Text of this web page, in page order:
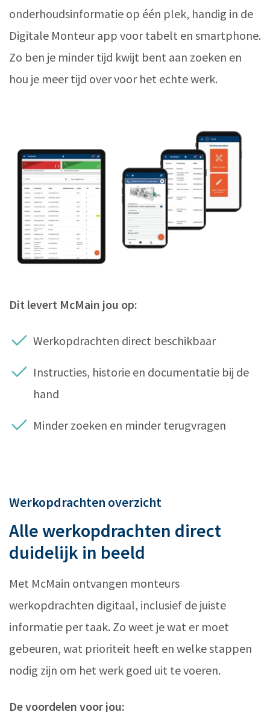
onderhoudsinformatie op één plek, handig in de
Digitale Monteur app voor tabelt en smartphone.
Zo ben je minder tijd kwijt bent aan zoeken en
hou je meer tijd over voor het echte werk.
Dit levert McMain jou op:
Werkopdrachten direct beschikbaar
Instructies, historie en documentatie bij de
hand
Minder zoeken en minder terugvragen
Werkopdrachten overzicht
Alle werkopdrachten direct
duidelijk in beeld
Met McMain ontvangen monteurs
werkopdrachten digitaal, inclusief de juiste
informatie per taak. Zo weet je wat er moet
gebeuren, wat prioriteit heeft en welke stappen
nodig zijn om het werk goed uit te voeren.
De voordelen voor jou: